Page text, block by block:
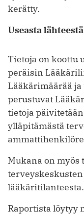
kerätty.
Useasta lähteestä
Tietoja on koottu
peräisin
Lääkärimäärää
perustuvat
tietoja
ylläpitämästä
Mukana on myös
lääkäritilanteesta.
Raportista löytyy